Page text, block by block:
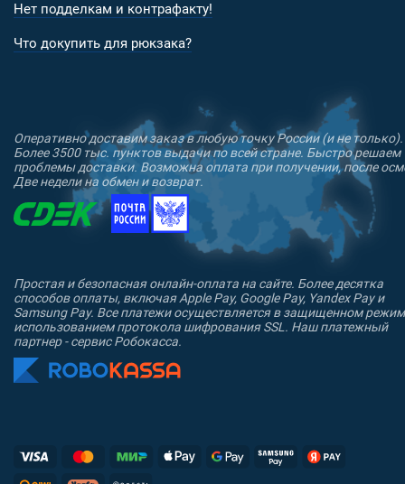
Нет подделкам и контрафакту!
Что докупить для рюкзака?
Оперативно доставим заказ в любую точку России (и не только).
Более 3500 тыс. пунктов выдачи по всей стране. Быстро решаем
проблемы доставки. Возможна оплата при получении, после
Две недели на обмен и возврат.
Простая и безопасная онлайн-оплата на сайте. Более десятка
способов оплаты, включая Apple Pay, Google Pay, Yandex Pay и
Samsung Pay. Все платежи осуществляется в защищенном
использованием протокола шифрования SSL. Наш платежный
партнер - сервис Робокасса.